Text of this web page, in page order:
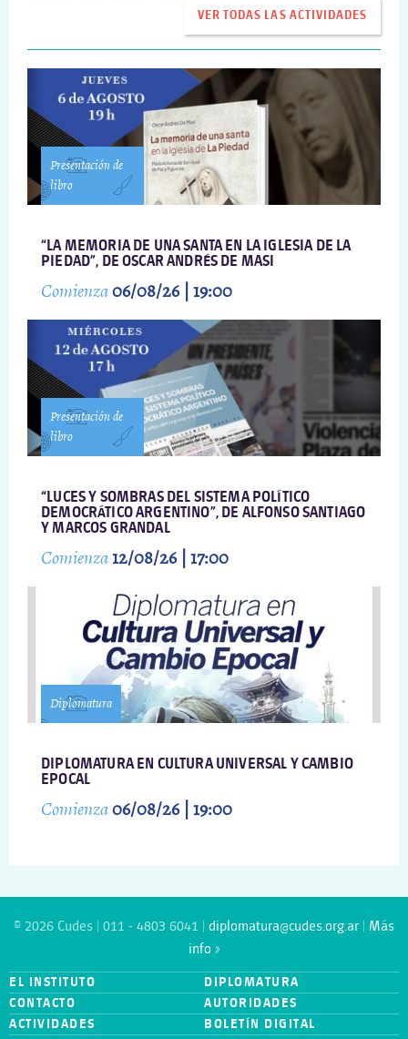
VER TODAS LAS ACTIVIDADES
Presentación de
libro
“LA MEMORIA DE UNA SANTA EN LA IGLESIA DE LA
PIEDAD”, DE OSCAR ANDRÉS DE MASI
Comienza06/08/26 | 19:00
Presentación de
libro
“LUCES Y SOMBRAS DEL SISTEMA POLÍTICO
DEMOCRÁTICO ARGENTINO”, DE ALFONSO SANTIAGO
Y MARCOS GRANDAL
Comienza12/08/26 | 17:00
Diplomatura
DIPLOMATURA EN CULTURA UNIVERSAL Y CAMBIO
EPOCAL
Comienza06/08/26 | 19:00
© 2026 Cudes | 011 - 4803 6041 | diplomatura@cudes.org.ar
Más
info »
EL INSTITUTO
DIPLOMATURA
CONTACTO
AUTORIDADES
ACTIVIDADES
BOLETÍN DIGITAL